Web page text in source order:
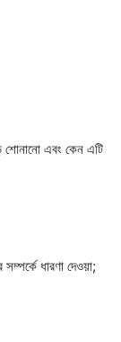
শোনানো এবং কেন এটি
ধারণা দেওয়া;